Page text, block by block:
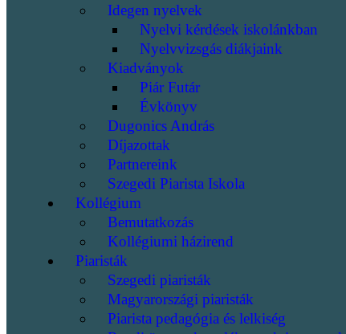
Idegen nyelvek
Nyelvi kérdések iskolánkban
Nyelvvizsgás diákjaink
Kiadványok
Piár Futár
Évkönyv
Dugonics András
Díjazottak
Partnereink
Szegedi Piarista Iskola
Kollégium
Bemutatkozás
Kollégiumi házirend
Piaristák
Szegedi piaristák
Magyarországi piaristák
Piarista pedagógia és lelkiség